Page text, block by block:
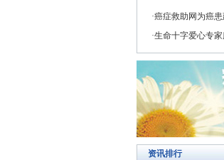
癌症救助网为癌
生命十字爱心专
资讯排行